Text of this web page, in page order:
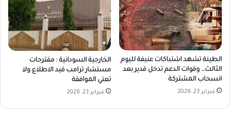
الطينة تشهد اشتباكات عنيفة لليوم
الثالث… وقوات الدعم تدخل قدير بعد
انسحاب المشتركة
فبراير 23, 2026
الخارجية السودانية : مقترحات
مستشار ترامب قيد الاطلاع ولا
تعني الموافقة
فبراير 23, 2026